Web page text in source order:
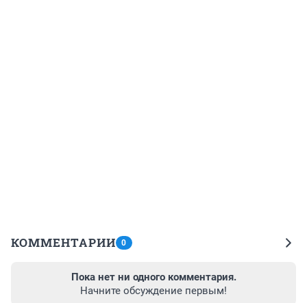
КОММЕНТАРИИ 0
Пока нет ни одного комментария.
Начните обсуждение первым!